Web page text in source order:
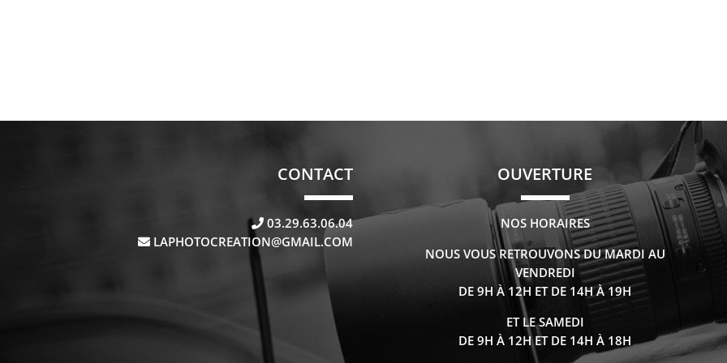
CONTACT
03.29.63.06.04
LAPHOTOCREATION@GMAIL.COM
OUVERTURE
NOS HORAIRES
NOUS VOUS RETROUVONS DU MARDI AU
VENDREDI
DE 9H À 12H ET DE 14H À 19H
ET LE SAMEDI
DE 9H À 12H ET DE 14H À 18H